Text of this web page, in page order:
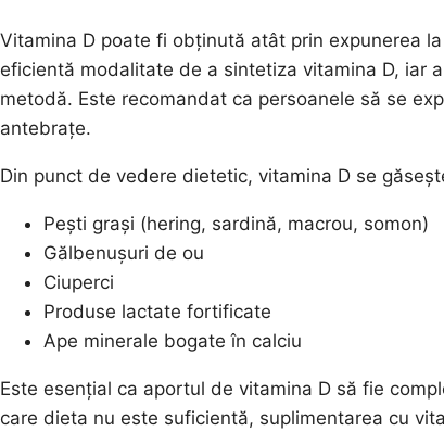
Vitamina D poate fi obținută atât prin expunerea
eficientă modalitate de a sintetiza vitamina D, iar
metodă. Este recomandat ca persoanele să se
antebrațe.
Din punct de vedere dietetic, vitamina D se
Pești grași (hering, sardină, macrou, somon)
Gălbenușuri de ou
Ciuperci
Produse lactate fortificate
Ape minerale bogate în calciu
Este esențial ca aportul de vitamina D să fie
care dieta nu este suficientă, suplimentarea cu